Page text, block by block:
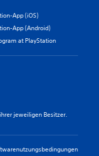
App (iOS)
App (Android)
at PlayStation
jeweiligen Besitzer.